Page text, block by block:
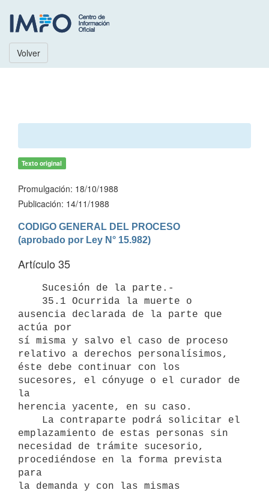
Volver
Texto original
Promulgación: 18/10/1988
Publicación: 14/11/1988
CODIGO GENERAL DEL PROCESO
(aprobado por Ley N° 15.982)
Artículo 35
ausencia declarada de la parte que
actúa por
sí misma y salvo el caso de proceso
relativo a derechos personalísimos,
éste debe continuar con los
sucesores, el cónyuge o el curador de
la
herencia yacente, en su caso.
emplazamiento de estas personas sin
necesidad de trámite sucesorio,
procediéndose en la forma prevista
para
la demanda y con las mismas